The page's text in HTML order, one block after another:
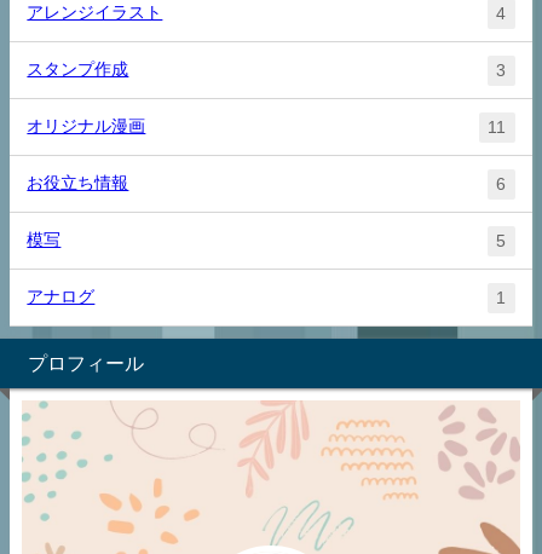
アレンジイラスト 4
スタンプ作成 3
オリジナル漫画 11
お役立ち情報 6
模写 5
アナログ 1
プロフィール